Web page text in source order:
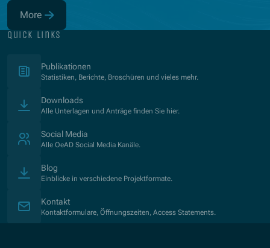
More
(Opens in new window)
quick links
Publikationen
Statistiken, Berichte, Broschüren und vieles mehr.
Downloads
Alle Unterlagen und Anträge finden Sie hier.
Social Media
Alle OeAD Social Media Kanäle.
Blog
Einblicke in verschiedene Projektformate.
Kontakt
Kontaktformulare, Öffnungszeiten, Access Statements.